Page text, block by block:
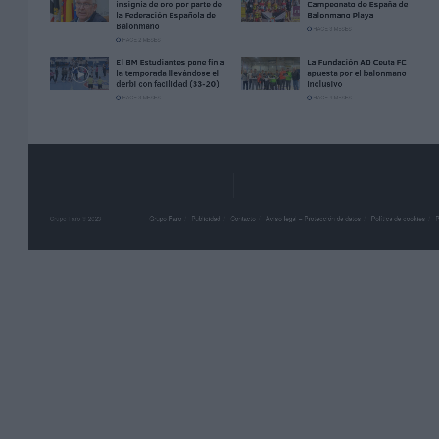
insignia de oro por parte de
la Federación Española de
Balonmano
HACE 2 MESES
Campeonato de España de
Balonmano Playa
HACE 3 MESES
El BM Estudiantes pone fin a
la temporada llevándose el
derbi con facilidad (33-20)
HACE 3 MESES
La Fundación AD Ceuta FC
apuesta por el balonmano
inclusivo
HACE 4 MESES
Grupo Faro Publicidad Contacto Aviso legal – Protección de datos Política de cookies
Grupo Faro © 2023